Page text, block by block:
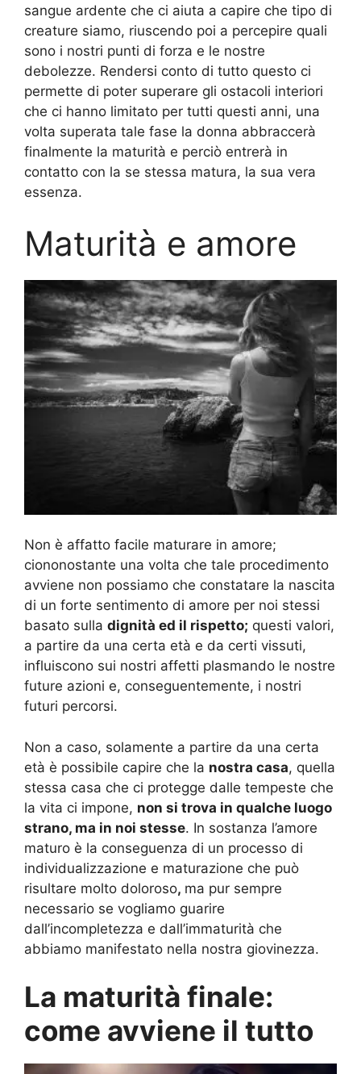
sangue ardente che ci aiuta a capire che tipo di
creature siamo, riuscendo poi a percepire quali
sono i nostri punti di forza e le nostre
debolezze. Rendersi conto di tutto questo ci
permette di poter superare gli ostacoli interiori
che ci hanno limitato per tutti questi anni, una
volta superata tale fase la donna abbraccerà
finalmente la maturità e perciò entrerà in
contatto con la se stessa matura, la sua vera
essenza.
Maturità e amore
Non è affatto facile maturare in amore;
ciononostante una volta che tale procedimento
avviene non possiamo che constatare la nascita
di un forte sentimento di amore per noi stessi
basato sulla dignità ed il rispetto; questi valori,
a partire da una certa età e da certi vissuti,
influiscono sui nostri affetti plasmando le nostre
future azioni e, conseguentemente, i nostri
futuri percorsi.
Non a caso, solamente a partire da una certa
età è possibile capire che la nostra casa, quella
stessa casa che ci protegge dalle tempeste che
la vita ci impone, non si trova in qualche luogo
strano, ma in noi stesse. In sostanza l’amore
maturo è la conseguenza di un processo di
individualizzazione e maturazione che può
risultare molto doloroso, ma pur sempre
necessario se vogliamo guarire
dall’incompletezza e dall’immaturità che
abbiamo manifestato nella nostra giovinezza.
La maturità finale:
come avviene il tutto